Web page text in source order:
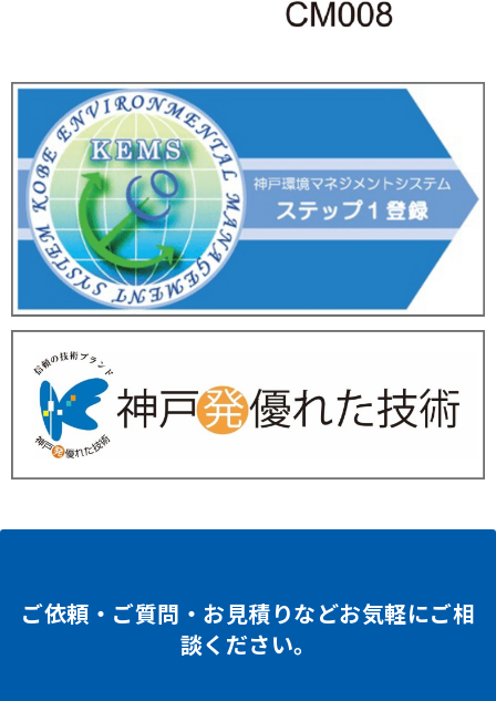
ご依頼・ご質問・お見積りなどお気軽にご相
談ください。